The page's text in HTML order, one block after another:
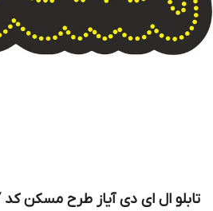
تابلو ال ای دی آیاز طرح مسکن کد 200Y